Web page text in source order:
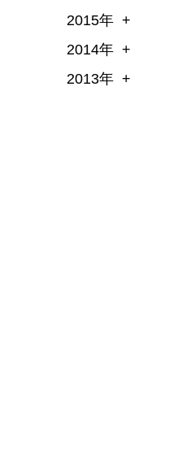
2015年
2014年
2013年